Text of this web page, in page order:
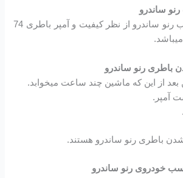
ساندرو
بهترین باطری مناسب رنو ساندرو از نظر کیفیت و آمپر باطری 74
میباشد.
باطری رنو ساندرو
از این که ماشین چند ساعت میخوابد.
آمپر.
باطری رنو ساندرو هستند.
خودروی رنو ساندرو